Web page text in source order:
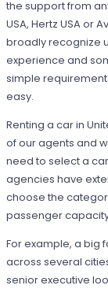
the support from
USA, Hertz USA or
broadly recognize
experience and
simple
easy.
Renting a car in
of our agents and
need to select a
agencies have
choose the
passenger
For example, a big
across several
senior executive